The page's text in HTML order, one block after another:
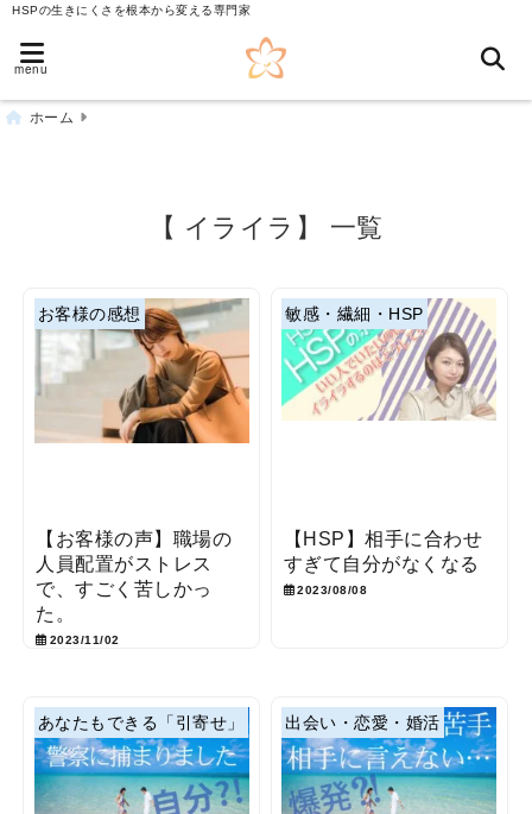
HSPの生きにくさを根本から変える専門家
menu
ホーム
【 イライラ】 一覧
お客様の感想
【お客様の声】職場の
人員配置がストレス
で、すごく苦しかっ
た。
2023/11/02
敏感・繊細・HSP
【HSP】相手に合わせ
すぎて自分がなくなる
2023/08/08
あなたもできる「引寄せ」 出会い・恋愛・婚活